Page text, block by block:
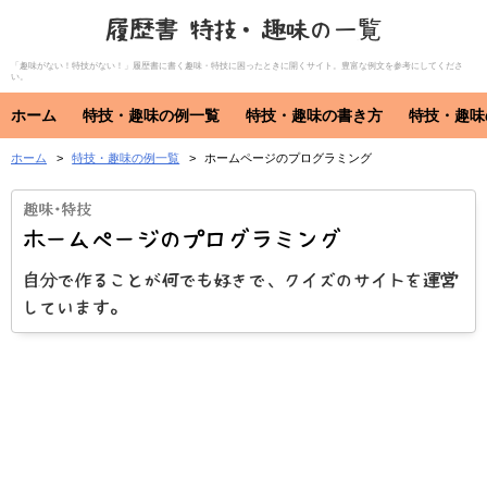
履歴書 特技・趣味の一覧
「趣味がない！特技がない！」履歴書に書く趣味・特技に困ったときに開くサイト。豊富な例文を参考にしてくださ
い。
ホーム 特技・趣味の例一覧
特技・趣味
資格・免許
特技・趣味の書き方
特技
趣味
資格・免許
特技・趣
ホーム 特技・趣味の例一覧 ホームページのプログラミング
ホームページのプログラミング
自分で作ることが何でも好きで、クイズのサイトを運営
しています。